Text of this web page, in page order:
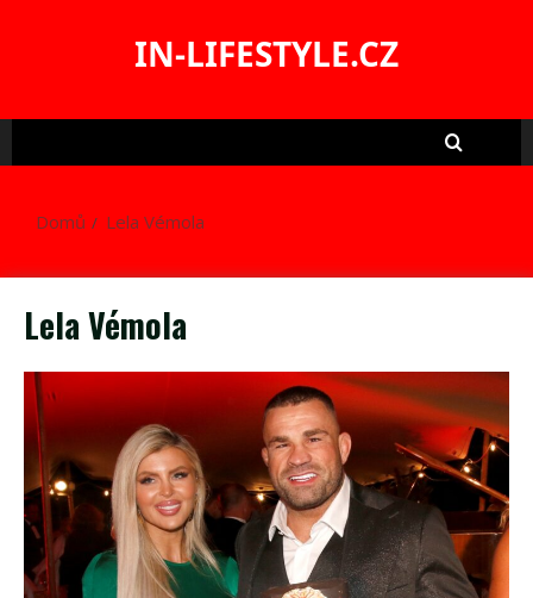
IN-LIFESTYLE.CZ
Domů Lela Vémola
Lela Vémola